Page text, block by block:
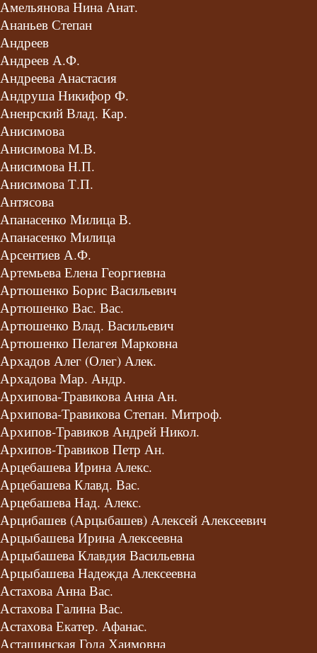
Амельянова Нина Анат.
Ананьев Степан
Андреев
Андреев А.Ф.
Андреева Анастасия
Андруша Никифор Ф.
Аненрский Влад. Кар.
Анисимова
Анисимова М.В.
Анисимова Н.П.
Анисимова Т.П.
Антясова
Апанасенко Милица В.
Апанасенко Милица
Арсентиев А.Ф.
Артемьева Елена Георгиевна
Артюшенко Борис Васильевич
Артюшенко Вас. Вас.
Артюшенко Влад. Васильевич
Артюшенко Пелагея Марковна
Архадов Алег (Олег) Алек.
Архадова Мар. Андр.
Архипова-Травикова Анна Ан.
Архипова-Травикова Степан. Митроф.
Архипов-Травиков Андрей Никол.
Архипов-Травиков Петр Ан.
Арцебашева Ирина Алекс.
Арцебашева Клавд. Вас.
Арцебашева Над. Алекс.
Арцибашев (Арцыбашев) Алексей Алексеевич
Арцыбашева Ирина Алексеевна
Арцыбашева Клавдия Васильевна
Арцыбашева Надежда Алексеевна
Астахова Анна Вас.
Астахова Галина Вас.
Астахова Екатер. Афанас.
Асташинская Года Хаимовна